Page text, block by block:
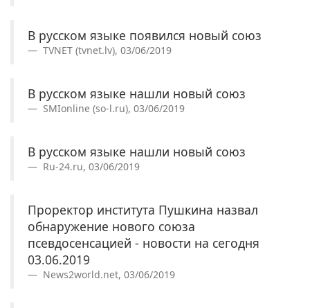
В русском языке появился новый союз
TVNET (tvnet.lv), 03/06/2019
В русском языке нашли новый союз
SMIonline (so-l.ru), 03/06/2019
В русском языке нашли новый союз
Ru-24.ru, 03/06/2019
Проректор института Пушкина назвал
обнаружение нового союза
псевдосенсацией - новости на сегодня
03.06.2019
News2world.net, 03/06/2019